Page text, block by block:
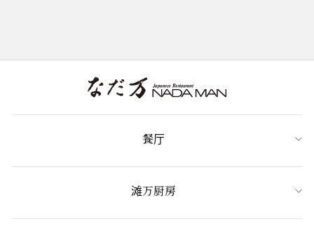
餐厅
滩万厨房